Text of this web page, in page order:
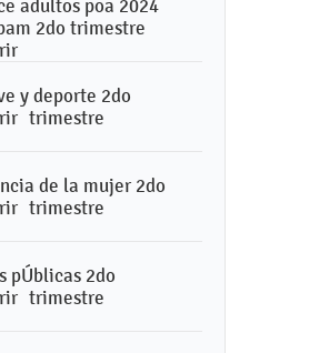
adultos poa 2024
2do trimestre
y deporte 2do
trimestre
de la mujer 2do
trimestre
pÚblicas 2do
trimestre